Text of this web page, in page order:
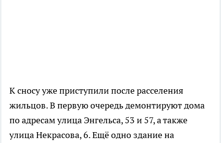
К сносу уже приступили после расселения
жильцов. В первую очередь демонтируют дома
по адресам улица Энгельса, 53 и 57, а также
улица Некрасова, 6. Ещё одно здание на